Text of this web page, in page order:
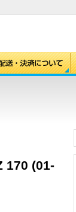
170 (01-